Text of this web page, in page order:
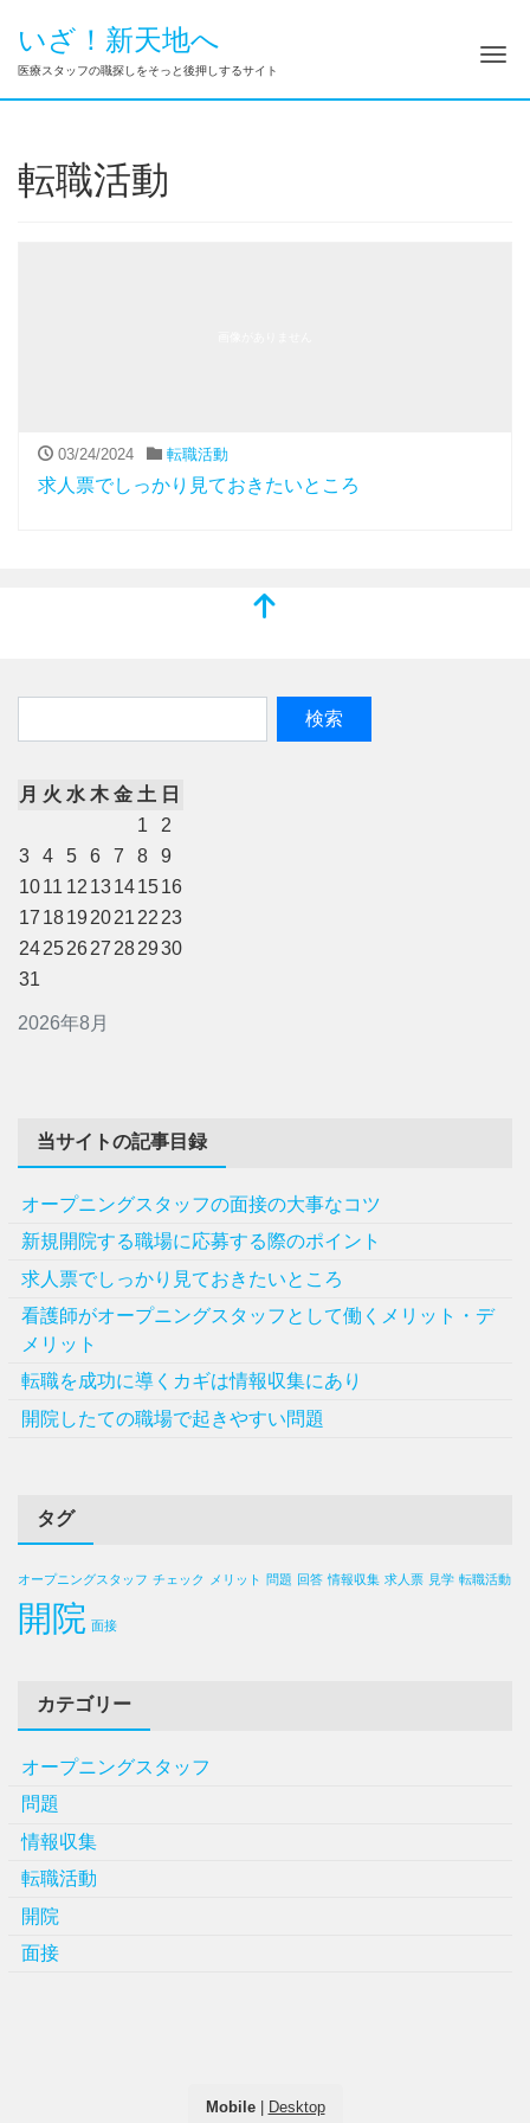
いざ！新天地へ
医療スタッフの職探しをそっと後押しするサイト ナ
転職活動
03/24/2024 転職活動
求人票でしっかり見ておきたいところ
2026年8月
月 火 水 木 金 土 日
1
2
3
4 5 6 7 8
9
1011 12 13141516
17 18192021 22 23
24252627 282930
31
当サイトの記事目録
オープニングスタッフの面接の大事なコツ
新規開院する職場に応募する際のポイント
求人票でしっかり見ておきたいところ
看護師がオープニングスタッフとして働くメリット・デ
メリット
転職を成功に導くカギは情報収集にあり
開院したての職場で起きやすい問題
タグ
オープニングスタッフ チェック メリット 問題 回答 情報収集 求人票 見学 転職活動
開院 面接
カテゴリー
オープニングスタッフ
問題
情報収集
転職活動
開院
面接
Mobile| Desktop